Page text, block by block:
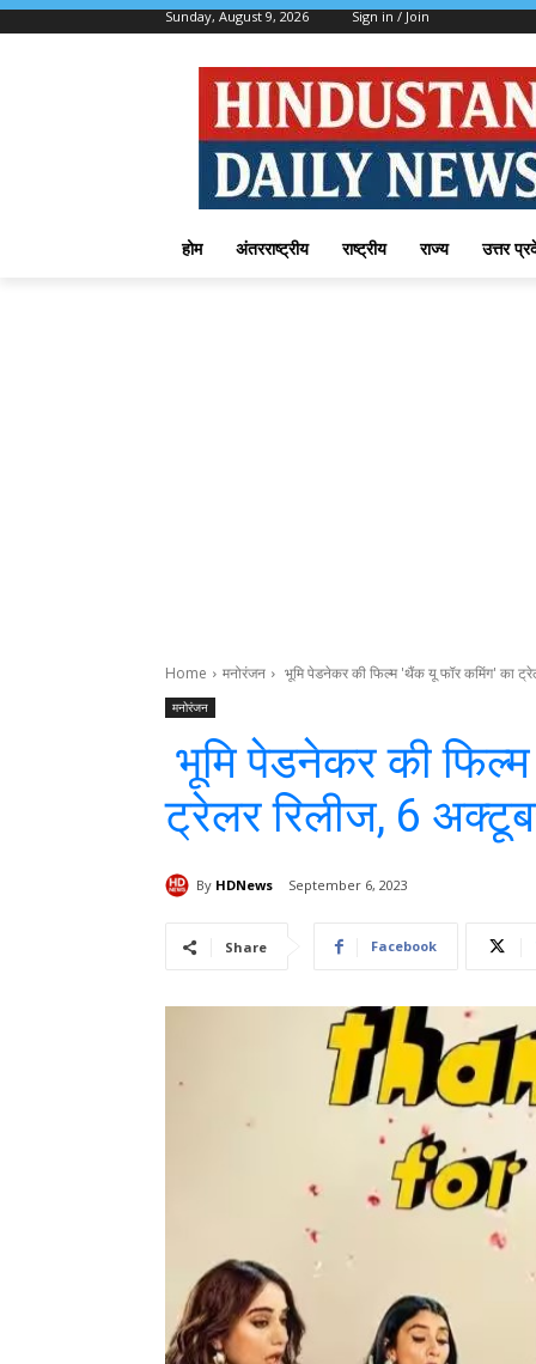
Sunday, August 9, 2026 Sign in / Join
होम अंतरराष्ट्रीय राष्ट्रीय राज्य उत्तर
Home मनोरंजन भूमि पेडनेकर की फिल्म 'थैंक यू फॉर कमिंग' का
मनोरंजन
भूमि पेडनेकर की
ट्रेलर रिलीज, 6
By HDNews September 6, 2023
Share Facebook